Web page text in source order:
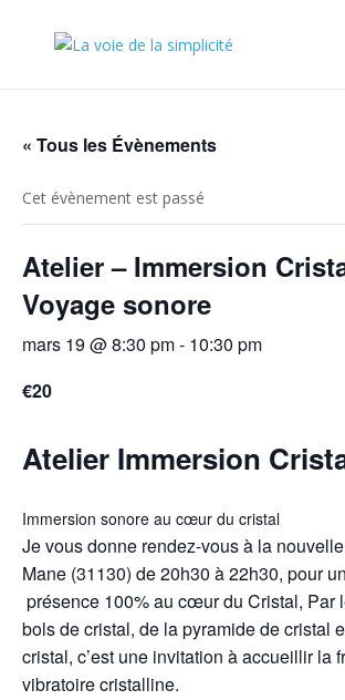
« Tous les Évènements
Cet évènement est passé
Atelier – Immersion
Voyage sonore
mars 19 @ 8:30 pm- 10:30 pm
€20
Atelier Immersion
Immersion sonore au cœur du cristal
Je vous donne rendez-vous à la
Mane (31130) de 20h30 à 22h30, pour
présence 100% au cœur du Cristal, Par
bols de cristal, de la pyramide de cristal
cristal, c’est une invitation à accueillir la
vibratoire cristalline.